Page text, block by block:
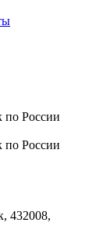
по России
по России
432008,